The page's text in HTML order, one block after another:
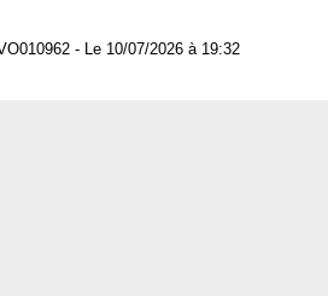
- Le 10/07/2026 à 19:32